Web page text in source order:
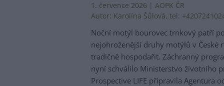
1. července 2026 | AOPK ČR
Autor: Karolína Šůlová, tel:
Noční motýl bourovec trnkový patří
nejohroženější druhy motýlů v České
tradičně hospodařit. Záchranný
nyní schválilo Ministerstvo životního
Prospective LIFE připravila Agentura